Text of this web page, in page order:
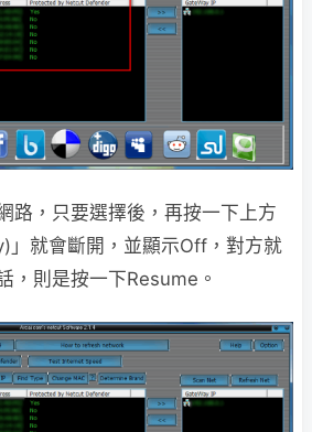
路，只要選擇後，再按一下上方
」就會斷開，並顯示Off，對方就
，則是按一下Resume。